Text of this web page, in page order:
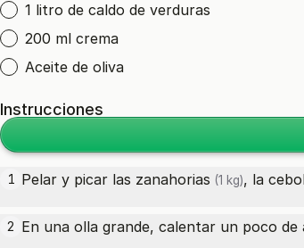
1 litro de caldo de verduras
200 ml crema
Aceite de oliva
Instrucciones
1 Pelar y picar las zanahorias (1 kg), la
2 En una olla grande, calentar un poco de